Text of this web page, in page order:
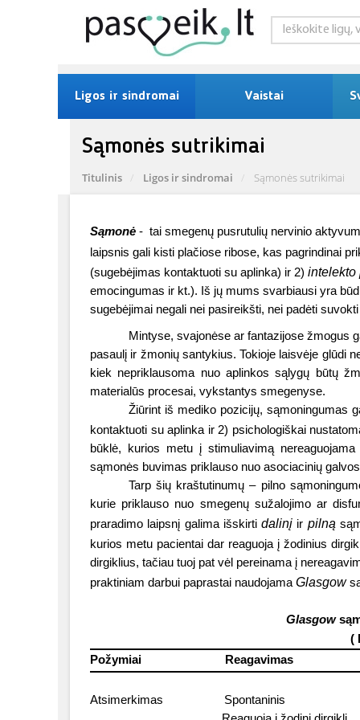
Ligos ir sindromai Vaistai
Sąmonės sutrikimai
Titulinis Ligos ir sindromai Sąmonės sutrikimai
Sąmonė - tai smegenų pusrutulių nervinio
laipsnis gali kisti plačiose ribose, kas pagrindinai
(sugebėjimas kontaktuoti su aplinka) ir 2) intelekto
emocingumas ir kt.). Iš jų mums svarbiausi yra
sugebėjimai negali nei pasireikšti, nei padėti
Mintyse, svajonėse ar fantazijose žmogus
pasaulį ir žmonių santykius. Tokioje laisvėje glūdi
kiek nepriklausoma nuo aplinkos sąlygų būtų
materialūs procesai, vykstantys smegenyse.
Žiūrint iš mediko pozicijų, sąmoningumas
kontaktuoti su aplinka ir 2) psichologiškai
būklė, kurios metu į stimuliavimą
sąmonės buvimas priklauso nuo asociacinių
Tarp šių kraštutinumų – pilno
kurie priklauso nuo smegenų sužalojimo ar
praradimo laipsnį galima išskirtidalinį ir pilną
kurios metu pacientai dar reaguoja į žodinius
dirgiklius, tačiau tuoj pat vėl pereinama į
praktiniam darbui paprastai naudojama Glasgow
Glasgow
(
Požymiai
Reagavimas
Atsimerkimas
Spontaninis